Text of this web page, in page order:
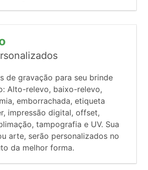
de gravação para seu brinde
Alto-relevo, baixo-relevo,
emborrachada, etiqueta
impressão digital, offset,
tampografia e UV. Sua
arte, serão personalizados no
da melhor forma.